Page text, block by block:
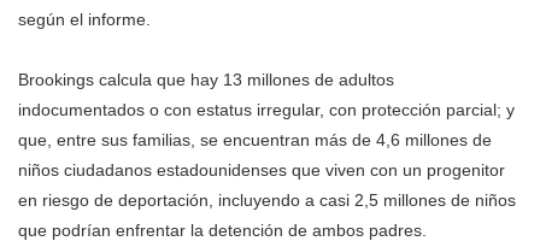
según el informe.
Brookings calcula que hay 13 millones de adultos
indocumentados o con estatus irregular, con protección parcial; y
que, entre sus familias, se encuentran más de 4,6 millones de
niños ciudadanos estadounidenses que viven con un progenitor
en riesgo de deportación, incluyendo a casi 2,5 millones de niños
que podrían enfrentar la detención de ambos padres.